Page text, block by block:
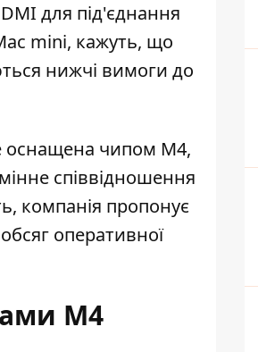
для під'єднання
mini, кажуть, що
нижчі вимоги до
оснащена чипом M4,
співвідношення
компанія пропонує
оперативної
M4